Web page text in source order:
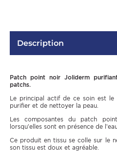
Description
Patch point noir Joliderm
patchs.
Le principal actif de ce soin est le
purifier et de nettoyer la peau.
Les composantes du patch
lorsqu’elles sont en présence de
Ce produit en tissu se colle sur le
son tissu est doux et agréable.